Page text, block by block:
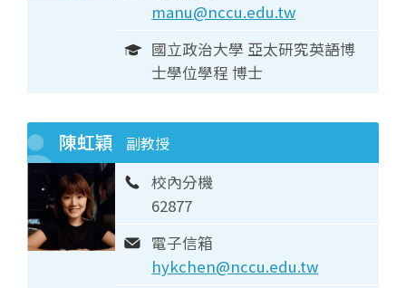
manu@nccu.edu.tw
國立政治大學 亞太研究英語博
士學位學程 博士
陳虹穎 副教授
校內分機
62877
電子信箱
hykchen@nccu.edu.tw